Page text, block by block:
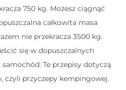
750 kg. Możesz ciągnąć
całkowita masa
nie przekracza 3500 kg.
się w dopuszczalnych
Te przepisy dotyczą
czyli przyczepy kempingowej.